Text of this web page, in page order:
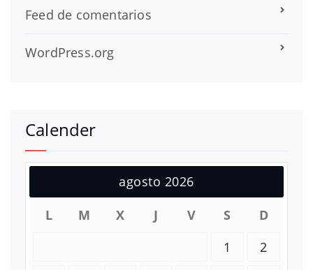
Feed de comentarios
WordPress.org
Calender
agosto 2026
L
M X J V S
D
1
2